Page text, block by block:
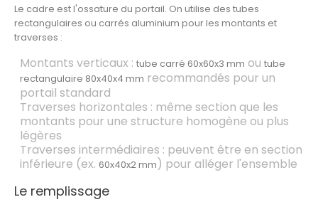
Le cadre est l'ossature du portail. On utilise des tubes
rectangulaires ou carrés aluminium pour les montants et
traverses :
Montants verticaux : tube carré 60x60x3 mm ou tube
rectangulaire 80x40x4 mm recommandés pour un
portail standard
Traverses horizontales : même section que les
montants pour une structure homogène ou plus
légères
Traverses intermédiaires : peuvent être en section
inférieure (ex. 60x40x2 mm) pour alléger l'ensemble
Le remplissage